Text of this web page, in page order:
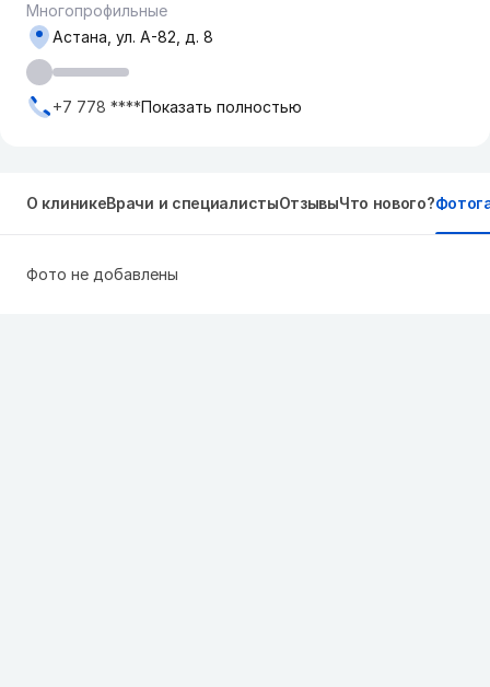
Многопрофильные
Астана, ул. А-82, д. 8
+7 778 ****Показать полностью
О клиникеВрачи и специалистыОтзывыЧто нового?
Фото не добавлены